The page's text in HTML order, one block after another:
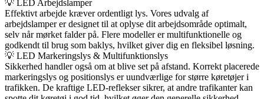
💡 LED Arbejdslamper
Effektivt arbejde kræver ordentligt lys. Vores udvalg af
arbejdslamper er designet til at oplyse dit arbejdsområde optimalt,
selv når mørket falder på. Flere modeller er multifunktionelle og
godkendt til brug som baklys, hvilket giver dig en fleksibel løsning.
💡 LED Markeringslys & Multifunktionslys
Sikkerhed handler også om at blive set på afstand. Korrekt placerede
markeringslys og positionslys er uundværlige for større køretøjer i
trafikken. De kraftige LED-reflekser sikrer, at andre trafikanter kan